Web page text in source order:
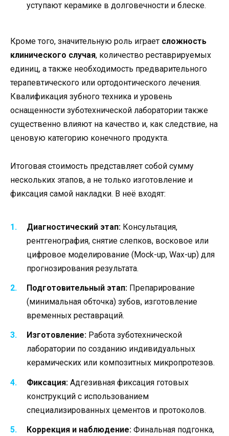
уступают керамике в долговечности и блеске.
Кроме того, значительную роль играет сложность
клинического случая, количество реставрируемых
единиц, а также необходимость предварительного
терапевтического или ортодонтического лечения.
Квалификация зубного техника и уровень
оснащенности зуботехнической лаборатории также
существенно влияют на качество и, как следствие, на
ценовую категорию конечного продукта.
Итоговая стоимость представляет собой сумму
нескольких этапов, а не только изготовление и
фиксация самой накладки. В неё входят:
Диагностический этап: Консультация,
рентгенография, снятие слепков, восковое или
цифровое моделирование (Mock-up, Wax-up) для
прогнозирования результата.
Подготовительный этап: Препарирование
(минимальная обточка) зубов, изготовление
временных реставраций.
Изготовление: Работа зуботехнической
лаборатории по созданию индивидуальных
керамических или композитных микропротезов.
Фиксация: Адгезивная фиксация готовых
конструкций с использованием
специализированных цементов и протоколов.
Коррекция и наблюдение: Финальная подгонка,